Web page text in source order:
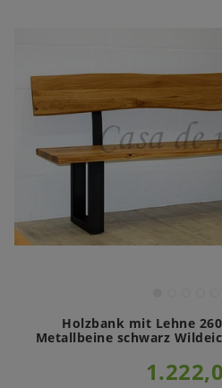
Holzbank mit Lehne
Metallbeine schwarz